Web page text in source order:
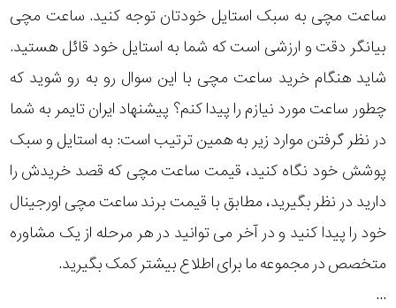
ساعت مچی به سبک استایل خودتان توجه کنید. ساعت مچی
بیانگر دقت و ارزشی است که شما به استایل خود قائل هستید.
شاید هنگام خرید ساعت مچی با این سوال رو به رو شوید که
چطور ساعت مورد نیازم را پیدا کنم؟ پیشنهاد ایران تایمر به شما
در نظر گرفتن موارد زیر به همین ترتیب است: به استایل و سبک
پوشش خود نگاه کنید، قیمت ساعت مچی که قصد خریدش را
دارید در نظر بگیرید، مطابق با قیمت برند ساعت مچی اورجینال
خود را پیدا کنید و در آخر می توانید در هر مرحله از یک مشاوره
متخصص در مجموعه ما برای اطلاع بیشتر کمک بگیرید.
...
آدیداس
متی
سرجیو
تاکینی
نمایش
استایل
محدوده
عرض
طرح
بند